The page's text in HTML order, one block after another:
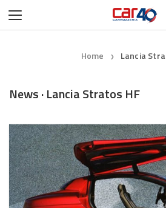
Home ❯ Lancia
News · Lancia Stratos HF